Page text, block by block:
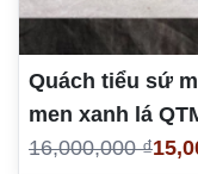
Quách tiểu sứ
men xanh lá
16,000,000 ₫